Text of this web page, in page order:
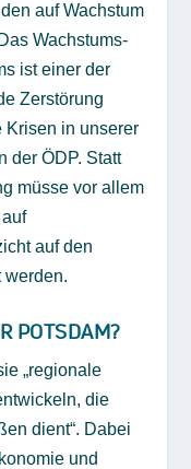
auf Wachstum
Wachstums-
ist einer der
Zerstörung
Krisen in unserer
der ÖDP. Statt
müsse vor allem
auf den
werden.
POTSDAM?
„regionale
die
dient“. Dabei
und